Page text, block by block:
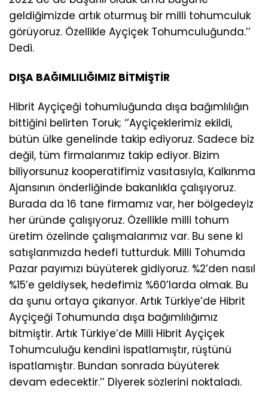
geldiğimizde artık oturmuş bir milli tohumculuk
görüyoruz. Özellikle Ayçiçek Tohumculuğunda.’’
Dedi.
DIŞA BAĞIMLILIĞIMIZ BİTMİŞTİR
Hibrit Ayçiçeği tohumluğunda dışa bağımlılığın
bittiğini belirten Toruk; ‘’Ayçiçeklerimiz ekildi,
bütün ülke genelinde takip ediyoruz. Sadece biz
değil, tüm firmalarımız takip ediyor. Bizim
biliyorsunuz kooperatifimiz vasıtasıyla, Kalkınma
Ajansının önderliğinde bakanlıkla çalışıyoruz.
Burada da 16 tane firmamız var, her bölgedeyiz
her üründe çalışıyoruz. Özellikle milli tohum
üretim özelinde çalışmalarımız var. Bu sene ki
satışlarımızda hedefi tutturduk. Milli Tohumda
Pazar payımızı büyüterek gidiyoruz. %2’den nasıl
%15’e geldiysek, hedefimiz %60’larda olmak. Bu
da şunu ortaya çıkarıyor. Artık Türkiye’de Hibrit
Ayçiçeği Tohumunda dışa bağımlılığımız
bitmiştir. Artık Türkiye’de Milli Hibrit Ayçiçek
Tohumculuğu kendini ispatlamıştır, rüştünü
ispatlamıştır. Bundan sonrada büyüterek
devam edecektir.’’ Diyerek sözlerini noktaladı.